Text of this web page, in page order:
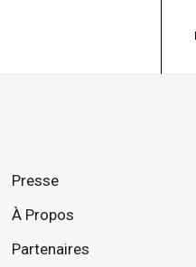
partagent leur
Presse
À Propos
Partenaires